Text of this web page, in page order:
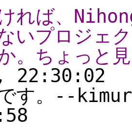
れば、
いプロジェ
。ちょっと
22:30:02
です。--